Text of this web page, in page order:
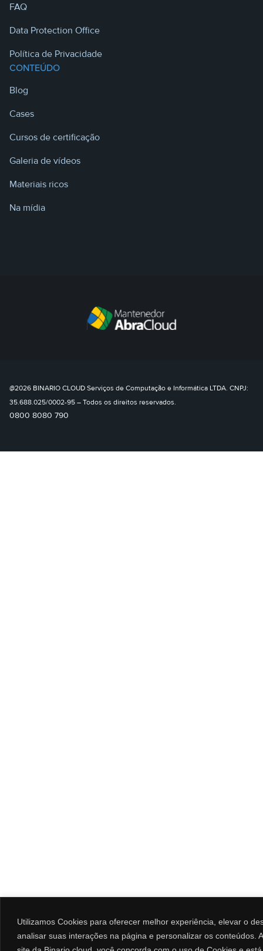
Utilizamos Cookies para oferecer melhor experiência, elevar o
analisar suas interações na página e personalizar os conteúdos.
FAQ
Data Protection Office
Política de Privacidade
CONTEÚDO
Blog
Cases
Cursos de certificação
Galeria de vídeos
Materiais ricos
Na mídia
@2026 BINARIO CLOUD Serviços de Computação e Informática LTDA. CNPJ:
35.688.025/0002-95 – Todos os direitos reservados.
0800 8080 790